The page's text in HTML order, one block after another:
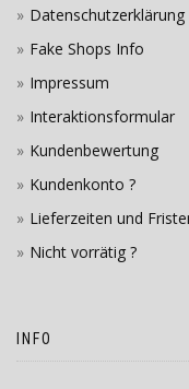
Datenschutzerklärung
Fake Shops Info
Impressum
Interaktionsformular
Kundenbewertung
Kundenkonto ?
Lieferzeiten und
Nicht vorrätig ?
INFO